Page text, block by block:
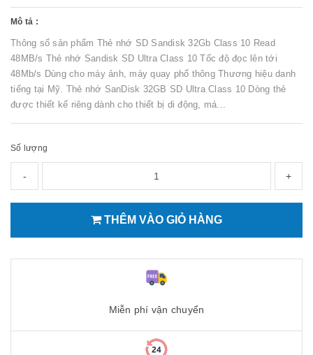
Mô tả :
Thông số sản phẩm Thẻ nhớ SD Sandisk 32Gb Class 10 Read
48MB/s Thẻ nhớ Sandisk SD Ultra Class 10 Tốc độ đọc lên tới
48Mb/s Dùng cho máy ảnh, máy quay phổ thông Thương hiệu danh
tiếng tại Mỹ. Thẻ nhớ SanDisk 32GB SD Ultra Class 10 Dòng thẻ
được thiết kế riêng dành cho thiết bị di động, má...
Số lượng
- +
THÊM VÀO GIỎ HÀNG
Miễn phí vận chuyển